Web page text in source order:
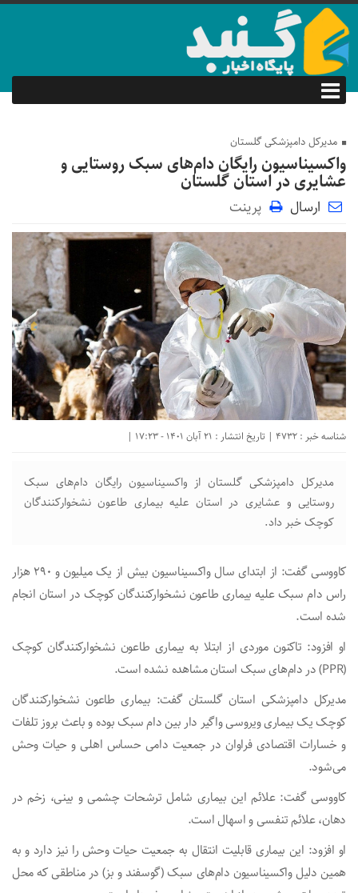
مدیرکل دامپزشکی گلستان
واکسیناسیون رایگان دام‌های سبک روستایی و
عشایری در استان گلستان
ارسال پرینت
شناسه خبر : 4732 | تاریخ انتشار : 21 آبان 1401 - 17:23 |
مدیرکل دامپزشکی گلستان از واکسیناسیون رایگان دام‌های سبک
روستایی و عشایری در استان علیه بیماری طاعون نشخوارکنندگان
کوچک خبر داد.
کاووسی گفت: از ابتدای سال واکسیناسیون بیش از یک میلیون و ۲۹۰ هزار
راس دام سبک علیه بیماری طاعون نشخوارکنندگان کوچک در استان انجام
شده است.
او افزود: تاکنون موردی از ابتلا به بیماری طاعون نشخوارکنندگان کوچک
(PPR) در دام‌های سبک استان مشاهده نشده است.
مدیرکل دامپزشکی استان گلستان گفت: بیماری طاعون نشخوارکنندگان
کوچک یک بیماری ویروسی واگیر دار بین دام سبک بوده و باعث بروز تلفات
و خسارات اقتصادی فراوان در جمعیت دامی حساس اهلی و حیات وحش
می‌شود.
کاووسی گفت: علائم این بیماری شامل ترشحات چشمی و بینی، زخم در
دهان، علائم تنفسی و اسهال است.
او افزود: این بیماری قابلیت انتقال به جمعیت حیات وحش را نیز دارد و به
همین دلیل واکسیناسیون دام‌های سبک (گوسفند و بز) در مناطقی که محل